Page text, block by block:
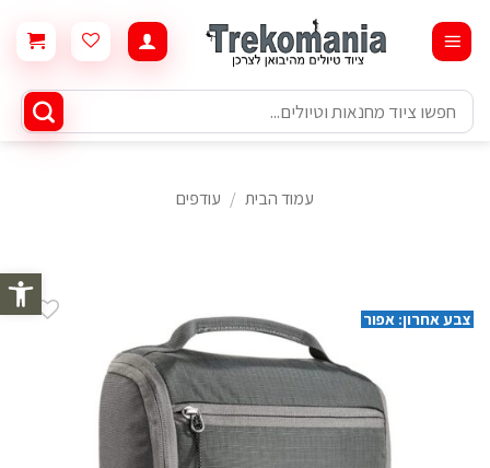
פתח
content
חיפוש
עבור:
עמוד הבית / עודפים
צבע אחרון: אפור